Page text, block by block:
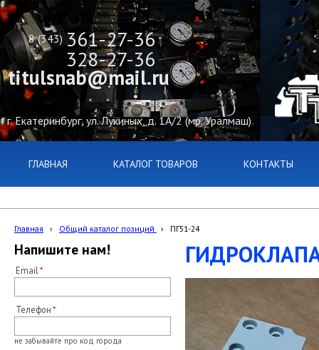
8 (343) 361-27-36
г. Екатеринбург, ул. Лукиных, д. 1А/2 (мр. Уралмаш)
328-27-36
titulsnab@mail.ru
ГЛАВНАЯ КАТАЛОГ ТОВАРОВ КОНТАКТЫ
Главная › Общий каталог позиций › ПГ51-24
Напишите нам!
Email
Телефон
не забывайте про код города